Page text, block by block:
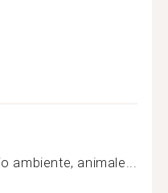
ambiente, animale...